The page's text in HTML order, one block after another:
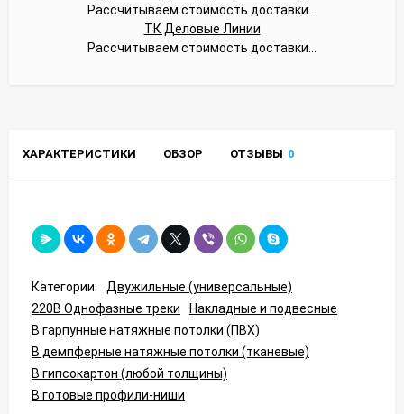
Рассчитываем стоимость доставки...
ТК Деловые Линии
Рассчитываем стоимость доставки...
ХАРАКТЕРИСТИКИ ОБЗОР ОТЗЫВЫ 0
Категории:
Двужильные (универсальные)
220В Однофазные треки
Накладные и подвесные
В гарпунные натяжные потолки (ПВХ)
В демпферные натяжные потолки (тканевые)
В гипсокартон (любой толщины)
В готовые профили-ниши